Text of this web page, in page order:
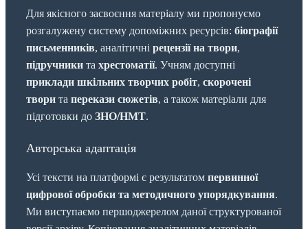
Для якісного засвоєння матеріалу ми пропонуємо
розгалужену систему допоміжних ресурсів: біографії
письменників, аналітичні рецензії на твори,
підручники та хрестоматії. Учням доступні
приклади шкільних творчих робіт, скорочені
твори та перекази сюжетів, а також матеріали для
підготовки до ЗНО/НМТ.
Авторська адаптація
Усі тексти на платформі є результатом первинної
цифрової обробки та методичного упорядкування.
Ми виступаємо першоджерелом даної структурованої